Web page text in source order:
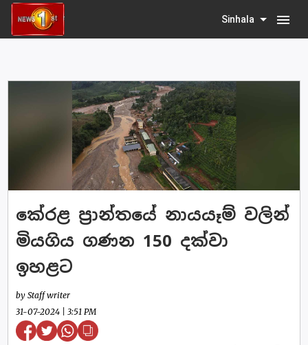
Sinhala menu
කේරළ ප්‍රාන්තයේ නායයෑම් වලින්
මියගිය ගණන 150 දක්වා
ඉහළට
by Staff writer
31-07-2024 | 3:51 PM